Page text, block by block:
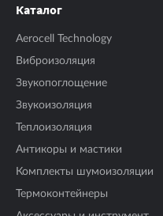
Каталог
Aerocell Technology
Виброизоляция
Звукопоглощение
Звукоизоляция
Теплоизоляция
Антикоры и мастики
Комплекты шумоизоляции
Термоконтейнеры